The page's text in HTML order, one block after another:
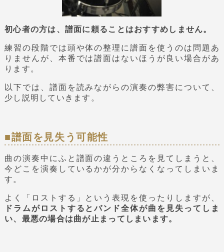
初心者の方は、譜面に頼ることはおすすめしません。
練習の段階では頭や体の整理に譜面を使うのは問題あ
りませんが、本番では譜面はないほうが良い場合があ
ります。
以下では、譜面を読みながらの演奏の弊害について、
少し説明していきます。
■譜面を見失う可能性
曲の演奏中にふと譜面の違うところを見てしまうと、
今どこを演奏しているかが分からなくなってしまいま
す。
よく「ロストする」という表現を使ったりしますが、
ドラムがロストするとバンド全体が曲を見失ってしま
い、最悪の場合は曲が止まってしまいます。